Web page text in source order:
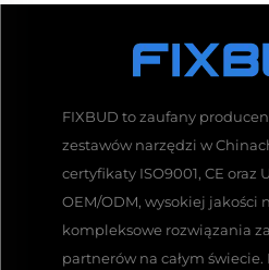
FIXBUD to zaufany
zestawów narzędzi w
certyfikaty ISO9001, CE oraz
OEM/ODM, wysokiej jakości
kompleksowe rozwiązania
partnerów na całym świecie.